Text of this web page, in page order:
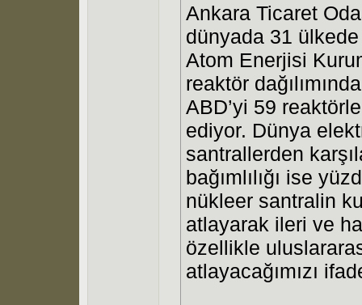
Ankara Ticaret
dünyada 31
Atom Enerjisi
reaktör
ABD’yi 59
ediyor. Dünya
santrallerden
bağımlılığı ise
nükleer santralin
atlayarak ileri ve
özellikle
atlayacağımızı